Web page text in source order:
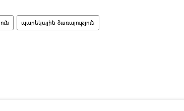
պարեկային ծառայություն